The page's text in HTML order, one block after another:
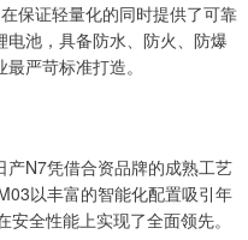
保证轻量化的同时提供了可靠
池，具备防水、防火、防爆
严苛标准打造。
N7凭借合资品牌的成熟工艺
以丰富的智能化配置吸引年
全性能上实现了全面领先。